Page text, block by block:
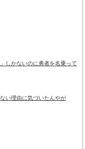
しかないのに勇者を名乗って
い理由に気づいたんやが